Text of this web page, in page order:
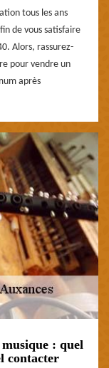
tous les ans
de vous satisfaire
Alors, rassurez-
pour vendre un
après
: quel
contacter